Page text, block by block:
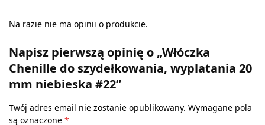
Na razie nie ma opinii o produkcie.
Napisz pierwszą opinię o „Włóczka
Chenille do szydełkowania, wyplatania 20
mm niebieska #22”
Twój adres email nie zostanie opublikowany. Wymagane pola
są oznaczone *